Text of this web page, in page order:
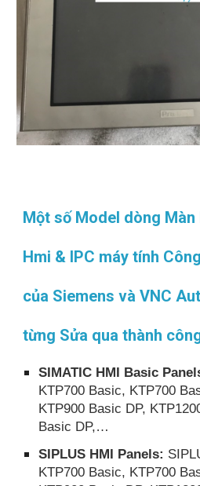
Một số Model dòng
Hmi & IPC máy tính
của Siemens và VNC
từng Sửa qua thành
SIMATIC HMI Basic
KTP700 Basic, KTP700
KTP900 Basic DP,
Basic DP,…
SIPLUS HMI Panels:
KTP700 Basic, KTP700